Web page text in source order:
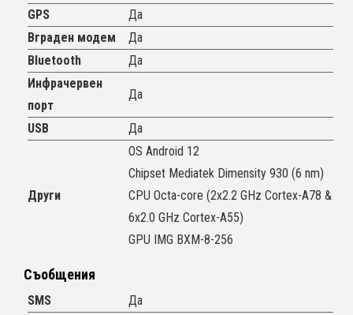
GPS
Да
Вграден модем
Да
Bluetooth
Да
Инфрачервен
порт
Да
USB Да
Други
OS Android 12
Chipset Mediatek Dimensity 930 (6 nm)
CPU Octa-core (2x2.2 GHz Cortex-A78 &
6x2.0 GHz Cortex-A55)
GPU IMG BXM-8-256
Съобщения
SMS
Да